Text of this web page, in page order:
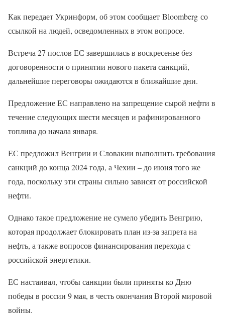
Как передает Укринформ, об этом сообщает Bloomberg со
ссылкой на людей, осведомленных в этом вопросе.
Встреча 27 послов ЕС завершилась в воскресенье без
договоренности о принятии нового пакета санкций,
дальнейшие переговоры ожидаются в ближайшие дни.
Предложение ЕС направлено на запрещение сырой нефти в
течение следующих шести месяцев и рафинированного
топлива до начала января.
ЕС предложил Венгрии и Словакии выполнить требования
санкций до конца 2024 года, а Чехии – до июня того же
года, поскольку эти страны сильно зависят от российской
нефти.
Однако такое предложение не сумело убедить Венгрию,
которая продолжает блокировать план из-за запрета на
нефть, а также вопросов финансирования перехода с
российской энергетики.
ЕС настаивал, чтобы санкции были приняты ко Дню
победы в россии 9 мая, в честь окончания Второй мировой
войны.